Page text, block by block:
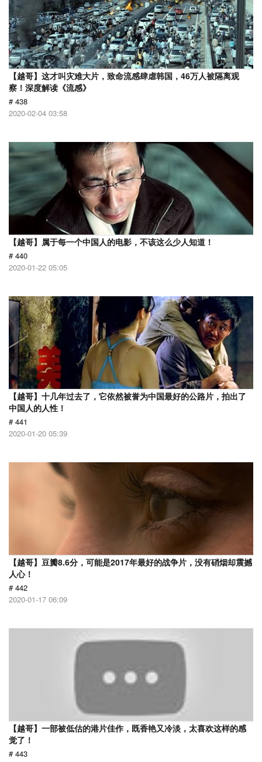
【越哥】这才叫灾难大片，致命流感肆虐韩国，46万人被隔离观
察！深度解读《流感》
# 438
2020-02-04 03:58
【越哥】属于每一个中国人的电影，不该这么少人知道！
# 440
2020-01-22 05:05
【越哥】十几年过去了，它依然被誉为中国最好的公路片，拍出了
中国人的人性！
# 441
2020-01-20 05:39
【越哥】豆瓣8.6分，可能是2017年最好的战争片，没有硝烟却震撼
人心！
# 442
2020-01-17 06:09
【越哥】一部被低估的港片佳作，既香艳又冷淡，太喜欢这样的感
觉了！
# 443